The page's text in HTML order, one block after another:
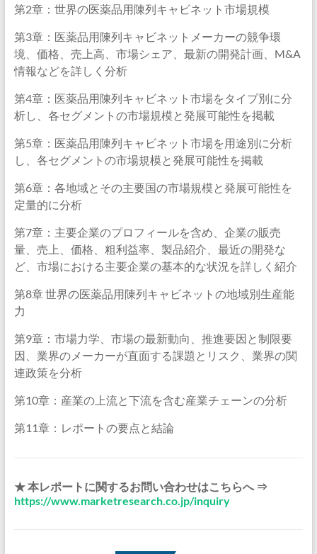
第2章：世界の医薬品用陳列キャビネット市場規模
第3章：医薬品用陳列キャビネットメーカーの競争環
境、価格、売上高、市場シェア、最新の開発計画、M&A
情報などを詳しく分析
第4章：医薬品用陳列キャビネット市場をタイプ別に分
析し、各セグメントの市場規模と発展可能性を掲載
第5章：医薬品用陳列キャビネット市場を用途別に分析
し、各セグメントの市場規模と発展可能性を掲載
第6章：各地域とその主要国の市場規模と発展可能性を
定量的に分析
第7章：主要企業のプロフィールを含め、企業の販売
量、売上、価格、粗利益率、製品紹介、最近の開発な
ど、市場における主要企業の基本的な状況を詳しく紹介
第8章 世界の医薬品用陳列キャビネットの地域別生産能
力
第9章：市場力学、市場の最新動向、推進要因と制限要
因、業界のメーカーが直面する課題とリスク、業界の関
連政策を分析
第10章：産業の上流と下流を含む産業チェーンの分析
第11章：レポートの要点と結論
★ 本レポートに関するお問い合わせはこちらへ ⇒
https://www.marketresearch.co.jp/inquiry